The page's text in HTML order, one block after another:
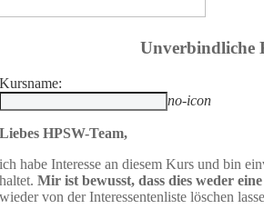
Unverbindliche
Kursname:
no-icon
Liebes HPSW-Team,
ich habe Interesse an diesem Kurs und bin
haltet. Mir ist bewusst, dass dies weder
wieder von der Interessentenliste löschen